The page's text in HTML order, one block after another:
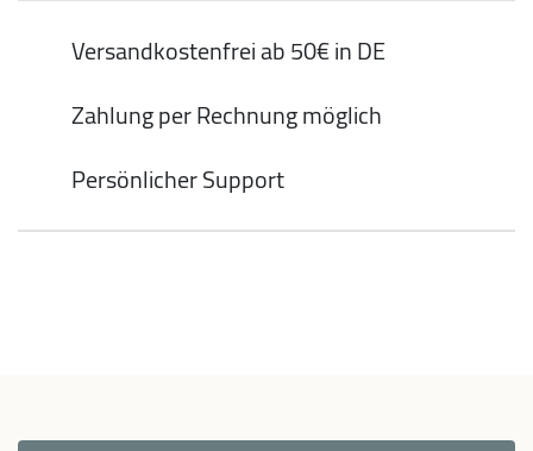
Versandkostenfrei ab 50€ in DE
Zahlung per Rechnung möglich
Persönlicher Support